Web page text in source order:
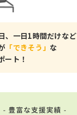
、一日1時間だけなど
「できそう」な
ート！